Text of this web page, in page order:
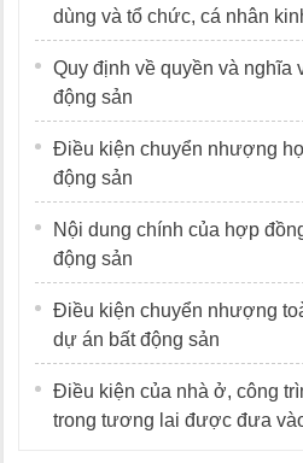
dùng và tổ chức, cá nhân
Quy định về quyền và nghĩa
động sản
Điều kiện chuyển nhượng
động sản
Nội dung chính của hợp
động sản
Điều kiện chuyển nhượng
dự án bất động sản
Điều kiện của nhà ở, công
trong tương lai được đưa